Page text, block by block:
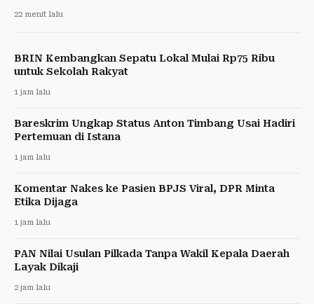
22 menit lalu
BRIN Kembangkan Sepatu Lokal Mulai Rp75 Ribu
untuk Sekolah Rakyat
1 jam lalu
Bareskrim Ungkap Status Anton Timbang Usai Hadiri
Pertemuan di Istana
1 jam lalu
Komentar Nakes ke Pasien BPJS Viral, DPR Minta
Etika Dijaga
1 jam lalu
PAN Nilai Usulan Pilkada Tanpa Wakil Kepala Daerah
Layak Dikaji
2 jam lalu